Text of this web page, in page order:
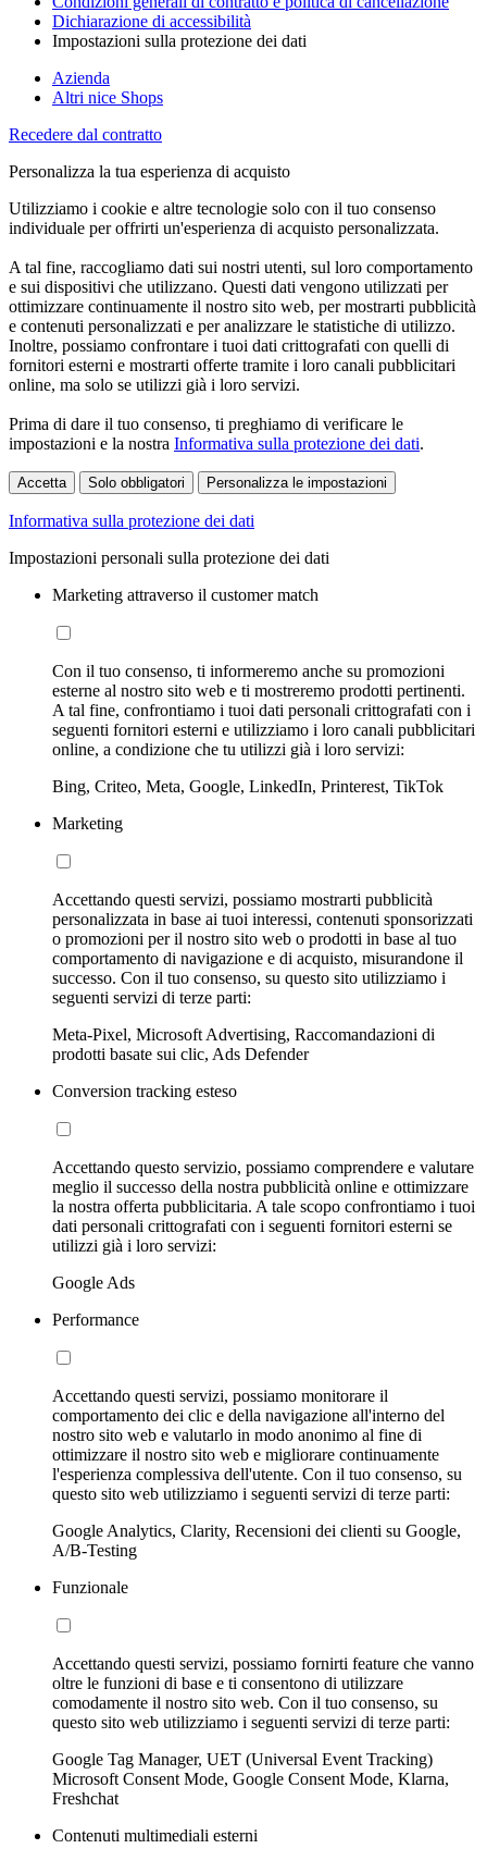
Dichiarazione di accessibilità
Impostazioni sulla protezione dei dati
Azienda
Altri nice Shops
Recedere dal contratto
Personalizza la tua esperienza di acquisto
Utilizziamo i cookie e altre tecnologie solo con il tuo consenso
individuale per offrirti un'esperienza di acquisto personalizzata.
A tal fine, raccogliamo dati sui nostri utenti, sul loro comportamento
e sui dispositivi che utilizzano. Questi dati vengono utilizzati per
ottimizzare continuamente il nostro sito web, per mostrarti pubblicità
e contenuti personalizzati e per analizzare le statistiche di utilizzo.
Inoltre, possiamo confrontare i tuoi dati crittografati con quelli di
fornitori esterni e mostrarti offerte tramite i loro canali pubblicitari
online, ma solo se utilizzi già i loro servizi.
Prima di dare il tuo consenso, ti preghiamo di verificare le
impostazioni e la nostra Informativa sulla protezione dei dati.
Accetta Solo obbligatori Personalizza le impostazioni
Informativa sulla protezione dei dati
Impostazioni personali sulla protezione dei dati
Marketing attraverso il customer match
Con il tuo consenso, ti informeremo anche su promozioni
esterne al nostro sito web e ti mostreremo prodotti pertinenti.
A tal fine, confrontiamo i tuoi dati personali crittografati con i
seguenti fornitori esterni e utilizziamo i loro canali pubblicitari
online, a condizione che tu utilizzi già i loro servizi:
Bing, Criteo, Meta, Google, LinkedIn, Printerest, TikTok
Marketing
Accettando questi servizi, possiamo mostrarti pubblicità
personalizzata in base ai tuoi interessi, contenuti sponsorizzati
o promozioni per il nostro sito web o prodotti in base al tuo
comportamento di navigazione e di acquisto, misurandone il
successo. Con il tuo consenso, su questo sito utilizziamo i
seguenti servizi di terze parti:
Meta-Pixel, Microsoft Advertising, Raccomandazioni di
prodotti basate sui clic, Ads Defender
Conversion tracking esteso
Accettando questo servizio, possiamo comprendere e valutare
meglio il successo della nostra pubblicità online e ottimizzare
la nostra offerta pubblicitaria. A tale scopo confrontiamo i tuoi
dati personali crittografati con i seguenti fornitori esterni se
utilizzi già i loro servizi:
Google Ads
Performance
Accettando questi servizi, possiamo monitorare il
comportamento dei clic e della navigazione all'interno del
nostro sito web e valutarlo in modo anonimo al fine di
ottimizzare il nostro sito web e migliorare continuamente
l'esperienza complessiva dell'utente. Con il tuo consenso, su
questo sito web utilizziamo i seguenti servizi di terze parti:
Google Analytics, Clarity, Recensioni dei clienti su Google,
A/B-Testing
Funzionale
Accettando questi servizi, possiamo fornirti feature che vanno
oltre le funzioni di base e ti consentono di utilizzare
comodamente il nostro sito web. Con il tuo consenso, su
questo sito web utilizziamo i seguenti servizi di terze parti:
Google Tag Manager, UET (Universal Event Tracking)
Microsoft Consent Mode, Google Consent Mode, Klarna,
Freshchat
Contenuti multimediali esterni